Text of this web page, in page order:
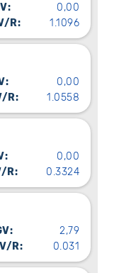
0,00
R: 1.1096
0,00
R: 1.0558
0,00
R: 0.3324
2,79
R: 0.031